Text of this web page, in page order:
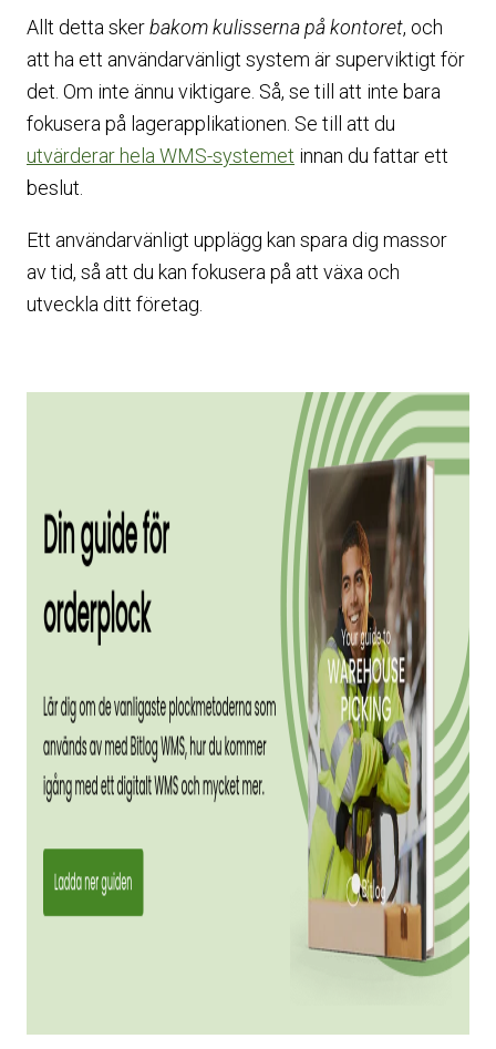
Allt detta skerbakom kulisserna på kontoret, och
att ha ett användarvänligt system är superviktigt för
det. Om inte ännu viktigare. Så, se till att inte bara
fokusera på lagerapplikationen. Se till att du
utvärderar hela WMS-systemet innan du fattar ett
beslut.
Ett användarvänligt upplägg kan spara dig massor
av tid, så att du kan fokusera på att växa och
utveckla ditt företag.